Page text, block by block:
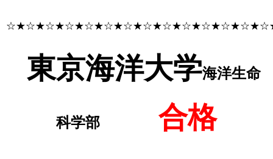
東京海洋大学海洋生命
科学部
合格